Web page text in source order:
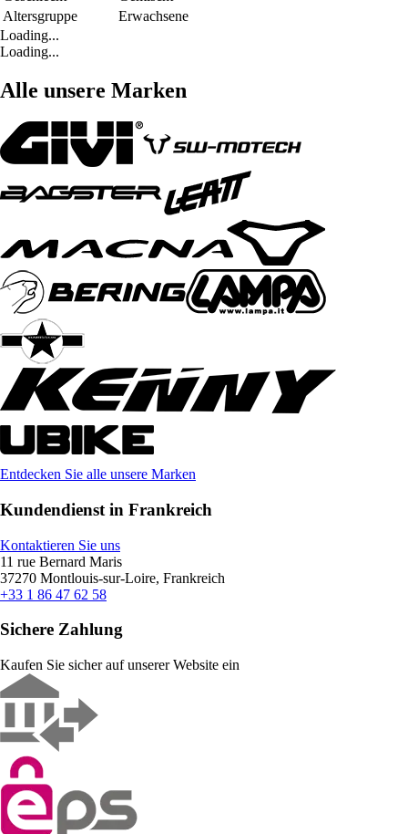
Altersgruppe
Erwachsene
Loading...
Loading...
Alle unsere Marken
Entdecken Sie alle unsere Marken
Kundendienst in Frankreich
Kontaktieren Sie uns
11 rue Bernard Maris
37270 Montlouis-sur-Loire, Frankreich
+33 1 86 47 62 58
Sichere Zahlung
Kaufen Sie sicher auf unserer Website ein